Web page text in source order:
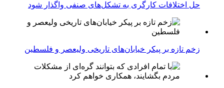
حل اختلافات کارگری به تشکل‌های صنفی واگذار شود
زخم تازه بر پیکر خیابان‌های تاریخی ولیعصر و فلسطین